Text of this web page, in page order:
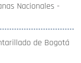
Nacionales -
de Bogotá